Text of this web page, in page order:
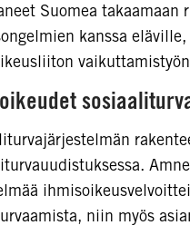
Suomea
kanssa
niin myös